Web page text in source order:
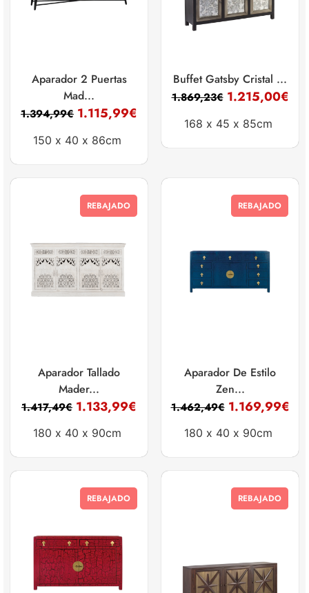
Aparador 2 Puertas
Mad...
1.394,99€ 1.115,99€
150 x 40 x 86cm
Buffet Gatsby Cristal ...
1.869,23€ 1.215,00€
168 x 45 x 85cm
REBAJADO
Aparador Tallado
Mader...
1.417,49€ 1.133,99€
180 x 40 x 90cm
REBAJADO
Aparador De Estilo
Zen...
1.462,49€ 1.169,99€
180 x 40 x 90cm
REBAJADO REBAJADO